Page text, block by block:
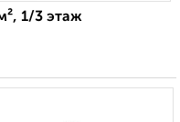
1/3 этаж